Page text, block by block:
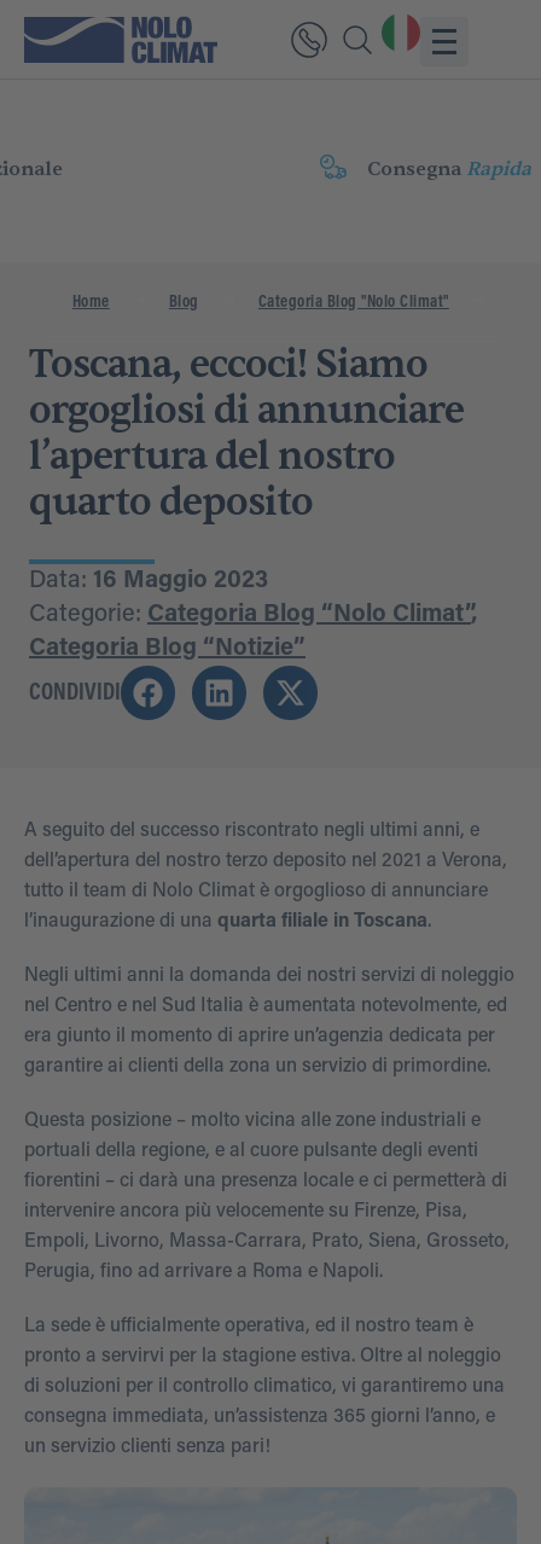
Rapida
Home Blog Categoria Blog "Nolo Climat"
Toscana, eccoci! Siamo
orgogliosi di annunciare
l’apertura del nostro
quarto deposito
Data: 16 Maggio 2023
Categorie: Categoria Blog “Nolo Climat”,
Categoria Blog “Notizie”
CONDIVIDI
A seguito del successo riscontrato negli ultimi anni, e
dell’apertura del nostro terzo deposito nel 2021 a Verona,
tutto il team di Nolo Climat è orgoglioso di annunciare
l’inaugurazione di una quarta filiale in Toscana.
Negli ultimi anni la domanda dei nostri servizi di noleggio
nel Centro e nel Sud Italia è aumentata notevolmente, ed
era giunto il momento di aprire un’agenzia dedicata per
garantire ai clienti della zona un servizio di primordine.
Questa posizione – molto vicina alle zone industriali e
portuali della regione, e al cuore pulsante degli eventi
fiorentini – ci darà una presenza locale e ci permetterà di
intervenire ancora più velocemente su Firenze, Pisa,
Empoli, Livorno, Massa-Carrara, Prato, Siena, Grosseto,
Perugia, fino ad arrivare a Roma e Napoli.
La sede è ufficialmente operativa, ed il nostro team è
pronto a servirvi per la stagione estiva. Oltre al noleggio
di soluzioni per il controllo climatico, vi garantiremo una
consegna immediata, un’assistenza 365 giorni l’anno, e
un servizio clienti senza pari!